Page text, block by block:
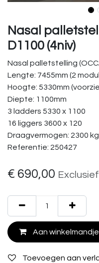
Nasal
D1100 (4niv)
Nasal palletstelling
Lengte: 7455mm (2
Hoogte: 5330mm
Diepte: 1100mm
3 ladders 5330 x 1100
16 liggers 3600 x 120
Draagvermogen: 2300
Referentie: 250427
€ 690,00
Aan
Toevoegen aan